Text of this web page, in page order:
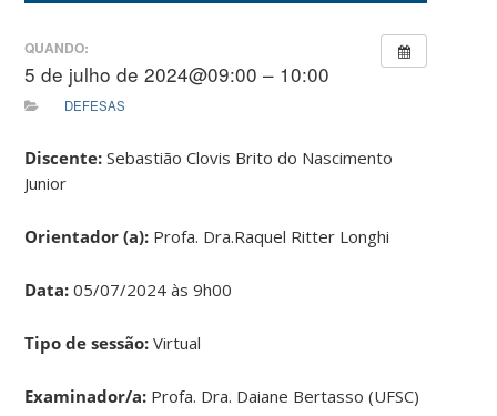
QUANDO:
5 de julho de 2024@09:00 – 10:00
DEFESAS
Discente: Sebastião Clovis Brito do Nascimento
Junior
Orientador (a): Profa. Dra.Raquel Ritter Longhi
Data: 05/07/2024 às 9h00
Tipo de sessão: Virtual
Examinador/a: Profa. Dra. Daiane Bertasso (UFSC)